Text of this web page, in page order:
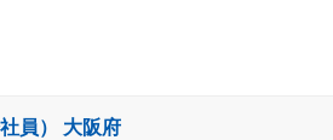
員） 大阪府